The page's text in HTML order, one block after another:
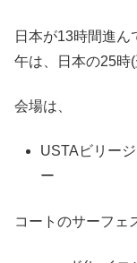
日本が13時間進
午は、日本の25時(
会場は、
USTAビリー
ー
コートのサーフェ